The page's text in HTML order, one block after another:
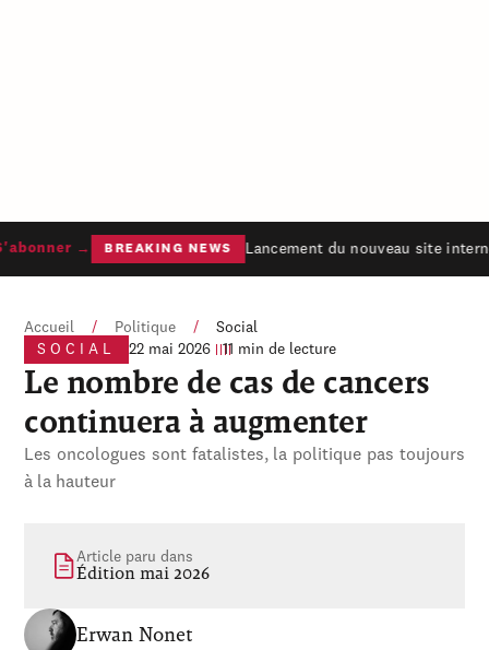
→ BREAKING NEWS Lancement du nouveau site
Accueil / Politique /
Social
SOCIAL
22 mai 2026 11 min de lecture
Le nombre de cas de cancers
continuera à augmenter
Les oncologues sont fatalistes, la politique pas toujours
à la hauteur
Article paru dans
Édition mai 2026
Erwan Nonet